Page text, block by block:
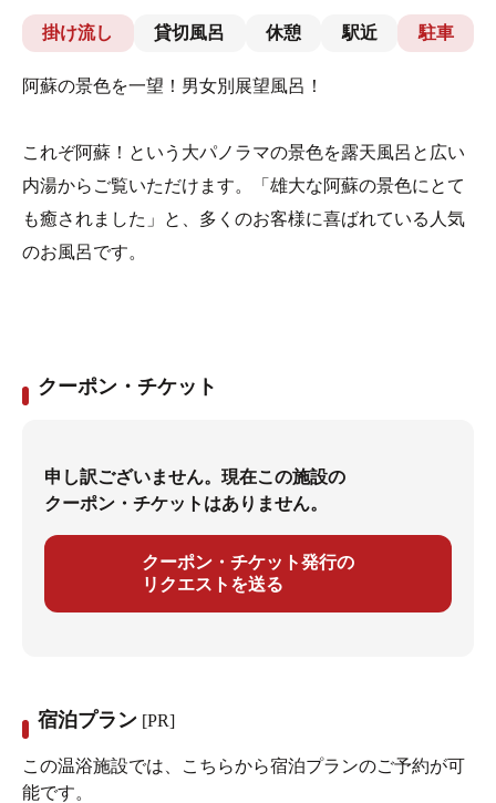
掛け流し 貸切風呂 休憩 駅近 駐車
阿蘇の景色を一望！男女別展望風呂！
これぞ阿蘇！という大パノラマの景色を露天風呂と広い
内湯からご覧いただけます。「雄大な阿蘇の景色にとて
も癒されました」と、多くのお客様に喜ばれている人気
のお風呂です。
クーポン・チケット
申し訳ございません。現在この施設の
クーポン・チケットはありません。
クーポン・チケット発行の
リクエストを送る
宿泊プラン [PR]
この温浴施設では、こちらから宿泊プランのご予約が可
能です。